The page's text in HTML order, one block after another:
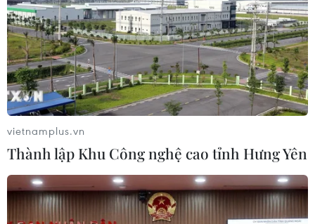
ASEAN Cup 2026: Đội tuyển Việt
Nam tạo "cơn địa chấn" trên truyền
thông khu vực
04/08/2026 02:45
Báo chí Đông Nam Á "dậy
sóng" vì tuyển Việt Nam, chỉ ra lý do
Indonesia thua đau
04/08/2026 02:32
vietnamplus.vn
Thành lập Khu Công nghệ cao tỉnh Hưng Yên